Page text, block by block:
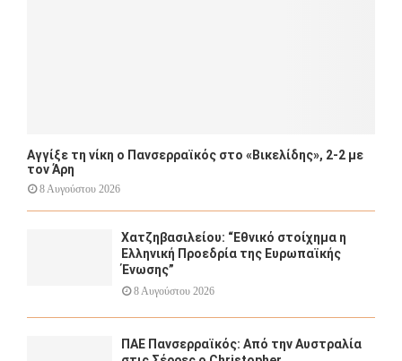
Αγγίξε τη νίκη ο Πανσερραϊκός στο «Βικελίδης», 2-2 με
τον Άρη
8 Αυγούστου 2026
Χατζηβασιλείου: “Εθνικό στοίχημα η
Ελληνική Προεδρία της Ευρωπαϊκής
Ένωσης”
8 Αυγούστου 2026
ΠΑΕ Πανσερραϊκός: Από την Αυστραλία